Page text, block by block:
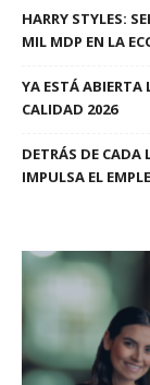
HARRY STYLES:
MIL MDP EN LA
YA ESTÁ ABIERTA
CALIDAD 2026
DETRÁS DE CADA
IMPULSA EL